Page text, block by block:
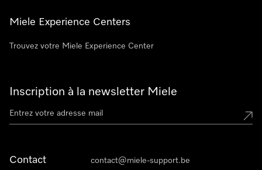
Miele Experience Centers
Trouvez votre Miele Experience Center
Inscription à la newsletter Miele
Contact contact@miele-support.be